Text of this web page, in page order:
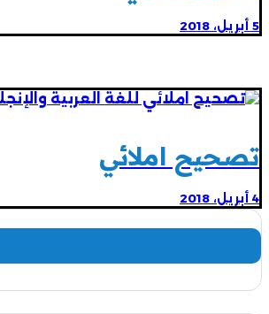
5 أبريل، 2018
تصحيح املائي
4 أبريل، 2018